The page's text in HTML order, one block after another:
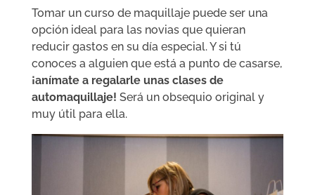
Tomar un curso de maquillaje puede ser una
opción ideal para las novias que quieran
reducir gastos en su día especial. Y si tú
conoces a alguien que está a punto de casarse,
¡anímate a regalarle unas clases de
automaquillaje! Será un obsequio original y
muy útil para ella.